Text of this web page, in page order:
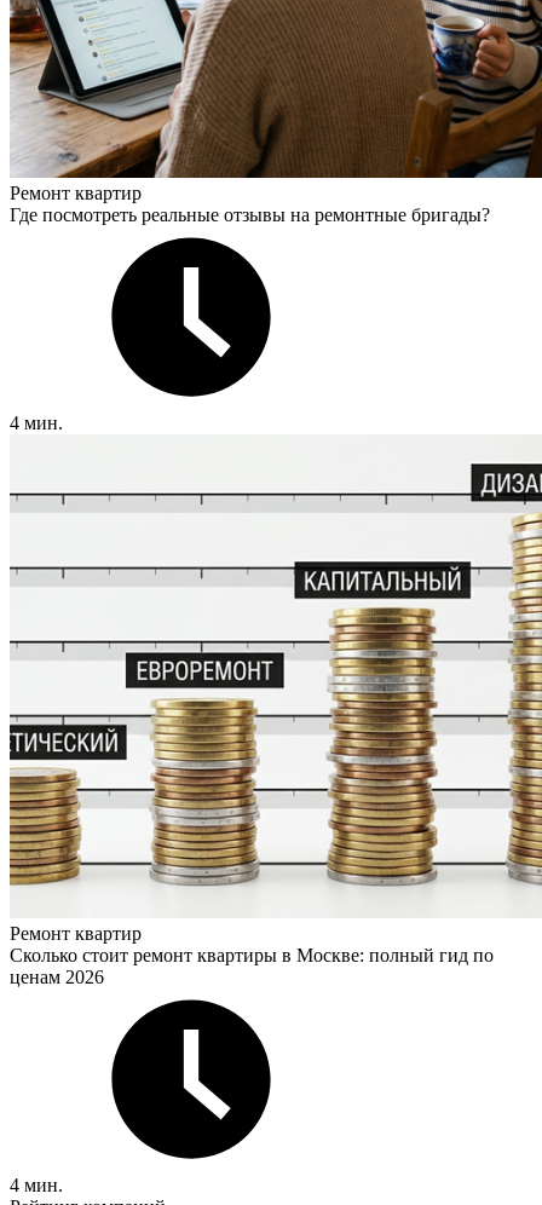
Ремонт квартир
Где посмотреть реальные отзывы на ремонтные бригады?
4 мин.
Ремонт квартир
Сколько стоит ремонт квартиры в Москве: полный гид по
ценам 2026
4 мин.